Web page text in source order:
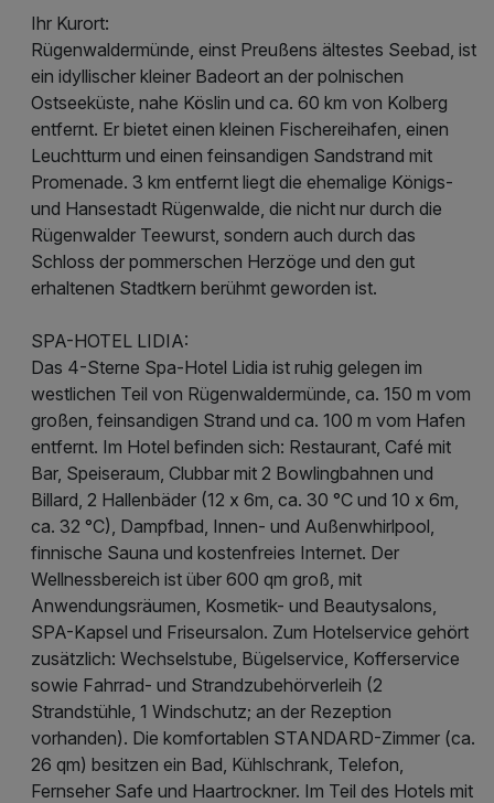
Ihr Kurort:
Rügenwaldermünde, einst Preußens ältestes Seebad, ist
ein idyllischer kleiner Badeort an der polnischen
Ostseeküste, nahe Köslin und ca. 60 km von Kolberg
entfernt. Er bietet einen kleinen Fischereihafen, einen
Leuchtturm und einen feinsandigen Sandstrand mit
Promenade. 3 km entfernt liegt die ehemalige Königs-
und Hansestadt Rügenwalde, die nicht nur durch die
Rügenwalder Teewurst, sondern auch durch das
Schloss der pommerschen Herzöge und den gut
erhaltenen Stadtkern berühmt geworden ist.
SPA-HOTEL LIDIA:
Das 4-Sterne Spa-Hotel Lidia ist ruhig gelegen im
westlichen Teil von Rügenwaldermünde, ca. 150 m vom
großen, feinsandigen Strand und ca. 100 m vom Hafen
entfernt. Im Hotel befinden sich: Restaurant, Café mit
Bar, Speiseraum, Clubbar mit 2 Bowlingbahnen und
Billard, 2 Hallenbäder (12 x 6m, ca. 30 °C und 10 x 6m,
ca. 32 °C), Dampfbad, Innen- und Außenwhirlpool,
finnische Sauna und kostenfreies Internet. Der
Wellnessbereich ist über 600 qm groß, mit
Anwendungsräumen, Kosmetik- und Beautysalons,
SPA-Kapsel und Friseursalon. Zum Hotelservice gehört
zusätzlich: Wechselstube, Bügelservice, Kofferservice
sowie Fahrrad- und Strandzubehörverleih (2
Strandstühle, 1 Windschutz; an der Rezeption
vorhanden). Die komfortablen STANDARD-Zimmer (ca.
26 qm) besitzen ein Bad, Kühlschrank, Telefon,
Fernseher Safe und Haartrockner. Im Teil des Hotels mit